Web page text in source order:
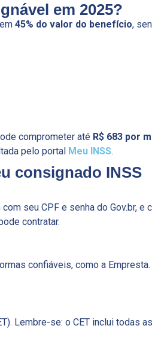
em 2025?
45% do valor do benefício,
comprometer até R$ 683 por
pelo portal Meu INSS.
consignado INSS
com seu CPF e senha do Gov.br, e
contratar.
confiáveis, como a
Lembre-se: o CET inclui todas